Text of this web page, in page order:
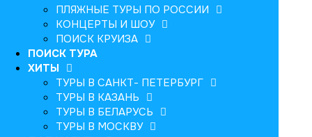
ПЛЯЖНЫЕ ТУРЫ ПО РОССИИ
КОНЦЕРТЫ И ШОУ
ПОИСК КРУИЗА
ПОИСК ТУРА
ХИТЫ
ТУРЫ В САНКТ- ПЕТЕРБУРГ
ТУРЫ В КАЗАНЬ
ТУРЫ В БЕЛАРУСЬ
ТУРЫ В МОСКВУ